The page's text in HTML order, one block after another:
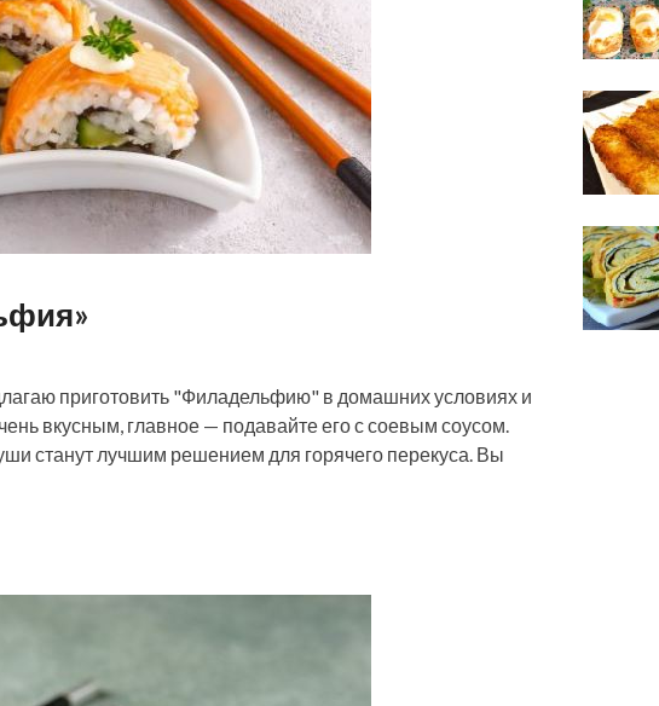
приготовить "Филадельфию" в домашних условиях и
вкусным, главное — подавайте его с соевым соусом.
станут лучшим решением для горячего перекуса. Вы